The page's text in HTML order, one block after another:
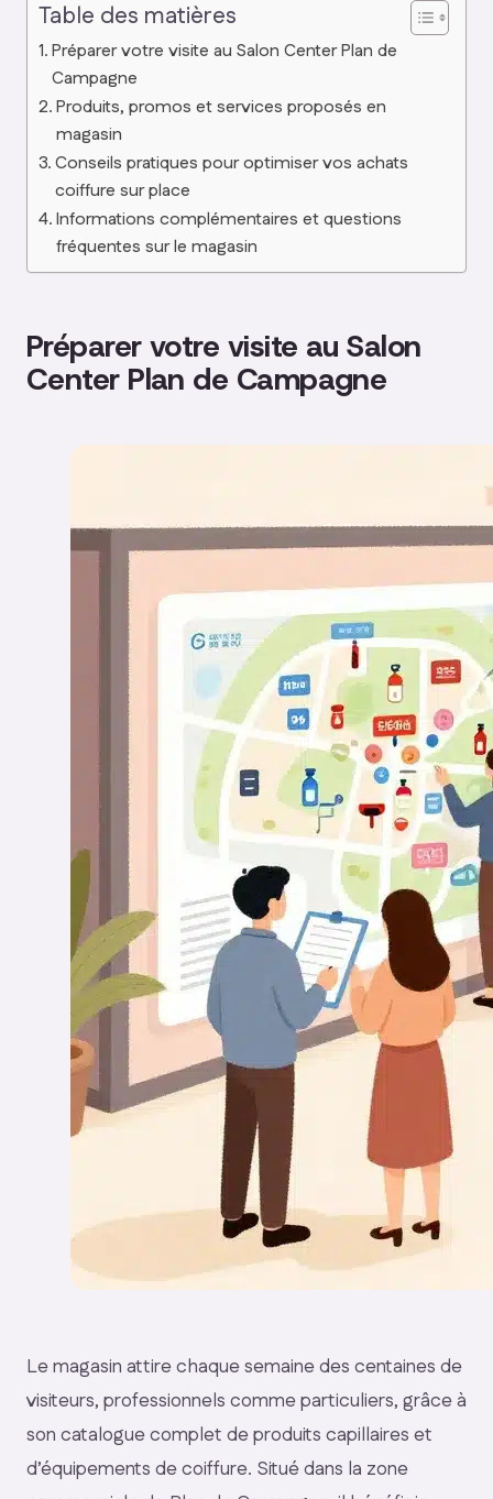
Table des matières
Préparer votre visite au Salon Center Plan de
Campagne
Produits, promos et services proposés en
magasin
Conseils pratiques pour optimiser vos achats
coiffure sur place
Informations complémentaires et questions
fréquentes sur le magasin
Préparer votre visite au Salon
Center Plan de Campagne
Le magasin attire chaque semaine des centaines de
visiteurs, professionnels comme particuliers, grâce à
son catalogue complet de produits capillaires et
d’équipements de coiffure. Situé dans la zone